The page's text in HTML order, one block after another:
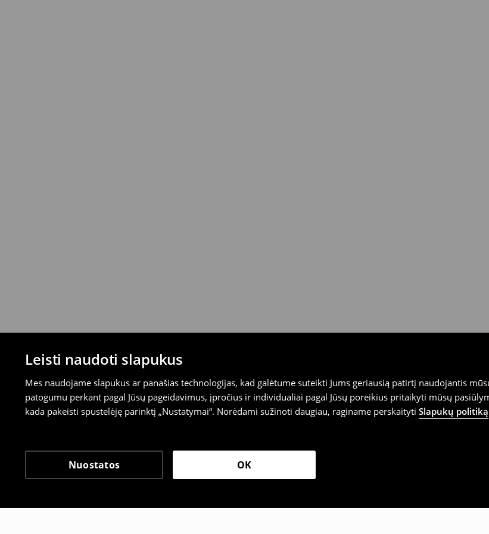
Leisti naudoti slapukus
Mes naudojame slapukus ar panašias technologijas, kad galėtume suteikti Jums geriausią patirtį naudojantis
patogumu perkant pagal Jūsų pageidavimus, įpročius ir individualiai pagal Jūsų poreikius pritaikyti mūsų
kada pakeisti spustelėję parinktį „Nustatymai“. Norėdami sužinoti daugiau, raginame perskaityti Slapukų politiką
Nuostatos OK